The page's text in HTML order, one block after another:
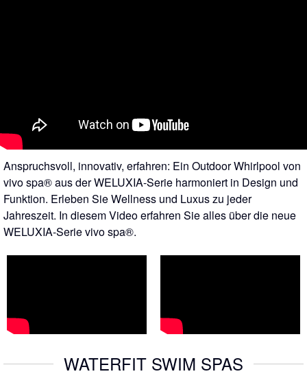
Anspruchsvoll, innovativ, erfahren: Ein Outdoor Whirlpool von
vivo spa® aus der WELUXIA-Serie harmoniert in Design und
Funktion. Erleben Sie Wellness und Luxus zu jeder
Jahreszeit. In diesem Video erfahren Sie alles über die neue
WELUXIA-Serie vivo spa®.
WATERFIT SWIM SPAS